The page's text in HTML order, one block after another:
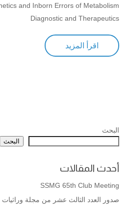
and Inborn Errors of Metabolism
Diagnostic and Therapeutics
اقرأ المزيد
البحث
البحث
أحدث المقالات
SSMG 65th Club Meeting
صدور العدد الثالث عشر من مجلة وراثيات